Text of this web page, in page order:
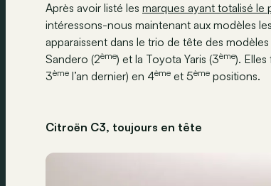
Après avoir listé les marques ayant totalisé le
intéressons-nous maintenant aux modèles
apparaissent dans le trio de tête des
Sandero (2ème) et la Toyota Yaris (3ème).
3ème l’an dernier) en 4ème et 5ème positions.
Citroën C3, toujours en tête